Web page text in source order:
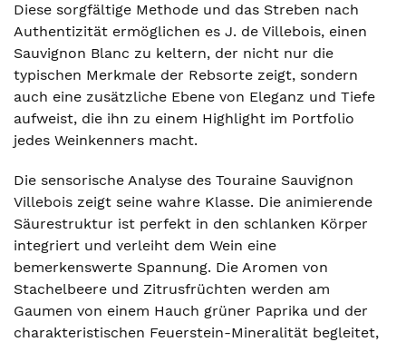
Diese sorgfältige Methode und das Streben nach
Authentizität ermöglichen es J. de Villebois, einen
Sauvignon Blanc zu keltern, der nicht nur die
typischen Merkmale der Rebsorte zeigt, sondern
auch eine zusätzliche Ebene von Eleganz und Tiefe
aufweist, die ihn zu einem Highlight im Portfolio
jedes Weinkenners macht.
Die sensorische Analyse des Touraine Sauvignon
Villebois zeigt seine wahre Klasse. Die animierende
Säurestruktur ist perfekt in den schlanken Körper
integriert und verleiht dem Wein eine
bemerkenswerte Spannung. Die Aromen von
Stachelbeere und Zitrusfrüchten werden am
Gaumen von einem Hauch grüner Paprika und der
charakteristischen Feuerstein-Mineralität begleitet,